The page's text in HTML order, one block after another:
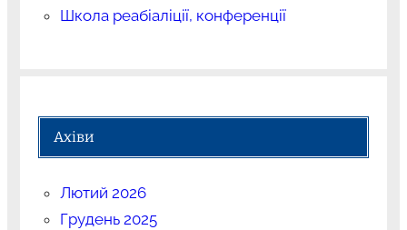
Школа реабіаліції, конференції
Ахіви
Лютий 2026
Грудень 2025